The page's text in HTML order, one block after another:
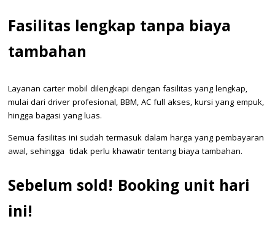
Fasilitas lengkap tanpa biaya
tambahan
Layanan carter mobil dilengkapi dengan fasilitas yang lengkap,
mulai dari driver profesional, BBM, AC full akses, kursi yang empuk,
hingga bagasi yang luas.
Semua fasilitas ini sudah termasuk dalam harga yang pembayaran
awal, sehingga tidak perlu khawatir tentang biaya tambahan.
Sebelum sold! Booking unit hari
ini!